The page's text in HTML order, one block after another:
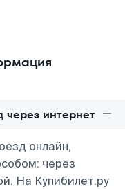
интернет
онлайн,
через
На Купибилет.ру